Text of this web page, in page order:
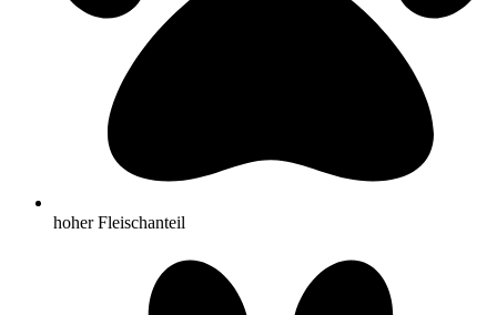
hoher Fleischanteil